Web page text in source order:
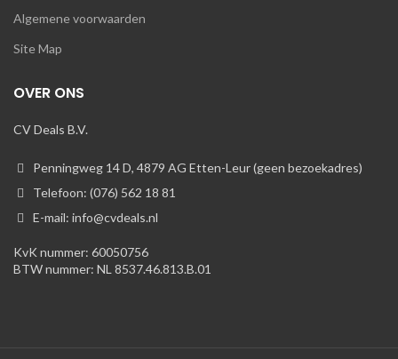
Algemene voorwaarden
Site Map
OVER ONS
CV Deals B.V.
Penningweg 14 D, 4879 AG Etten-Leur (geen bezoekadres)
Telefoon: (076) 562 18 81
E-mail: info@cvdeals.nl
KvK nummer: 60050756
BTW nummer: NL 8537.46.813.B.01